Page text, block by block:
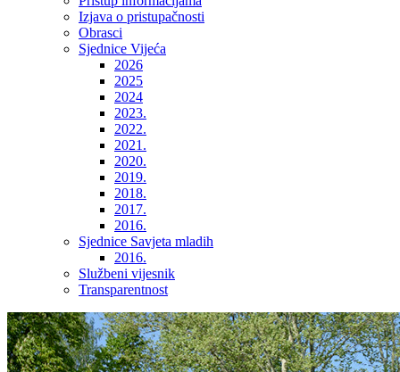
Izjava o pristupačnosti
Obrasci
Sjednice Vijeća
2026
2025
2024
2023.
2022.
2021.
2020.
2019.
2018.
2017.
2016.
Sjednice Savjeta mladih
2016.
Službeni vijesnik
Transparentnost